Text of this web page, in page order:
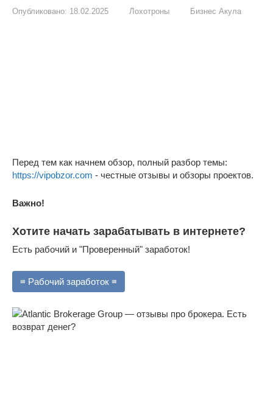
Опубликовано: 18.02.2025 Лохотроны Бизнес Акула
Перед тем как начнем обзор, полный разбор темы:
https://vipobzor.com - честные отзывы и обзоры проектов.
Важно!
Хотите начать зарабатывать в интернете?
Есть рабочий и "Проверенный" заработок!
≡ Рабочий заработок ≡